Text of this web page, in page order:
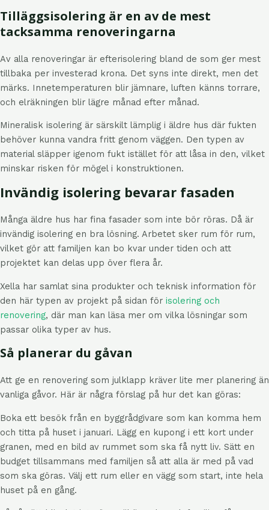
Tilläggsisolering är en av de mest
tacksamma renoveringarna
Av alla renoveringar är efterisolering bland de som ger mest
tillbaka per investerad krona. Det syns inte direkt, men det
märks. Innetemperaturen blir jämnare, luften känns torrare,
och elräkningen blir lägre månad efter månad.
Mineralisk isolering är särskilt lämplig i äldre hus där fukten
behöver kunna vandra fritt genom väggen. Den typen av
material släpper igenom fukt istället för att låsa in den, vilket
minskar risken för mögel i konstruktionen.
Invändig isolering bevarar fasaden
Många äldre hus har fina fasader som inte bör röras. Då är
invändig isolering en bra lösning. Arbetet sker rum för rum,
vilket gör att familjen kan bo kvar under tiden och att
projektet kan delas upp över flera år.
Xella har samlat sina produkter och teknisk information för
den här typen av projekt på sidan för isolering och
renovering, där man kan läsa mer om vilka lösningar som
passar olika typer av hus.
Så planerar du gåvan
Att ge en renovering som julklapp kräver lite mer planering än
vanliga gåvor. Här är några förslag på hur det kan göras:
Boka ett besök från en byggrådgivare som kan komma hem
och titta på huset i januari. Lägg en kupong i ett kort under
granen, med en bild av rummet som ska få nytt liv. Sätt en
budget tillsammans med familjen så att alla är med på vad
som ska göras. Välj ett rum eller en vägg som start, inte hela
huset på en gång.